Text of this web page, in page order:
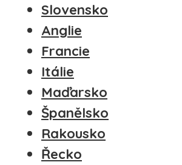
Slovensko
Anglie
Francie
Itálie
Maďarsko
Španělsko
Rakousko
Řecko